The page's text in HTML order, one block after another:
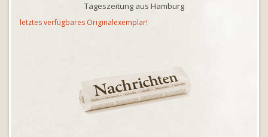
Tageszeitung aus Hamburg
letztes verfügbares Originalexemplar!